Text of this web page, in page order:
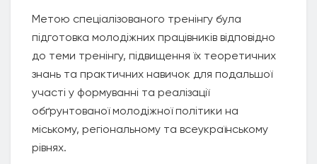
Метою спеціалізованого тренінгу була
підготовка молодіжних працівників відповідно
до теми тренінгу, підвищення їх теоретичних
знань та практичних навичок для подальшої
участі у формуванні та реалізації
обґрунтованої молодіжної політики на
міському, регіональному та всеукраїнському
рівнях.